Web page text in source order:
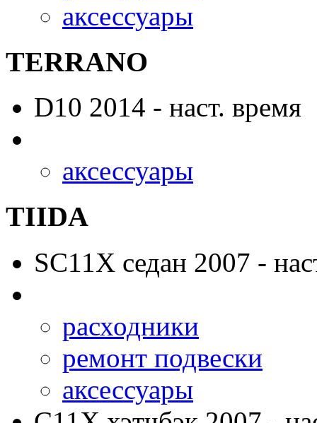
аксессуары
TERRANO
D10 2014 - наст. время
аксессуары
TIIDA
SC11X седан 2007 -
расходники
ремонт подвески
аксессуары